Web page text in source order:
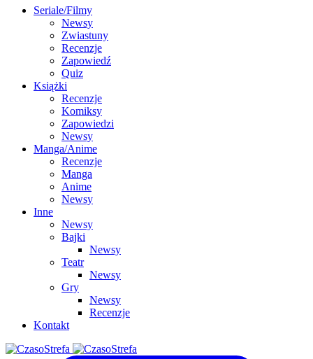
Seriale/Filmy
Newsy
Zwiastuny
Recenzje
Zapowiedź
Quiz
Książki
Recenzje
Komiksy
Zapowiedzi
Newsy
Manga/Anime
Recenzje
Manga
Anime
Newsy
Inne
Newsy
Bajki
Newsy
Teatr
Newsy
Gry
Newsy
Recenzje
Kontakt